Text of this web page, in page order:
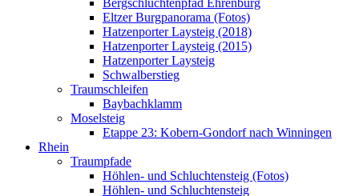
Bergschluchtenpfad Ehrenburg
Eltzer Burgpanorama (Fotos)
Hatzenporter Laysteig (2018)
Hatzenporter Laysteig (2015)
Hatzenporter Laysteig
Schwalberstieg
Traumschleifen
Baybachklamm
Moselsteig
Etappe 23: Kobern-Gondorf nach Winningen
Rhein
Traumpfade
Höhlen- und Schluchtensteig (Fotos)
Höhlen- und Schluchtensteig